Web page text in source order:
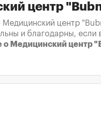
центр
центр
и благодарны,
о Медицинский центр